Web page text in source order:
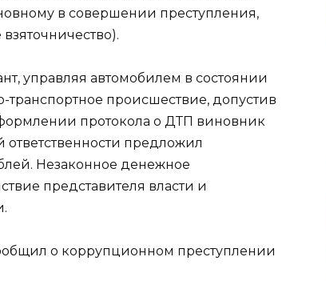
в совершении преступления,
управляя автомобилем в состоянии
происшествие, допустив
протокола о ДТП виновник
предложил
Незаконное денежное
представителя власти и
о коррупционном преступлении